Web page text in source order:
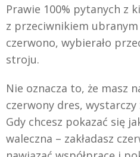
Prawie 100% pytanych z
z przeciwnikiem
czerwono, wybierało
stroju.
Nie oznacza to, że masz
czerwony dres,
Gdy chcesz pokazać się
waleczna – zakładasz